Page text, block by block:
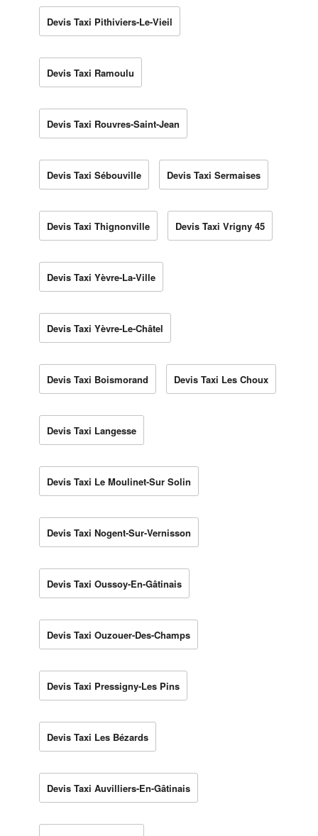
Devis Taxi Pithiviers-Le-Vieil
Devis Taxi Ramoulu
Devis Taxi Rouvres-Saint-Jean
Devis Taxi Sébouville Devis Taxi Sermaises
Devis Taxi Thignonville Devis Taxi Vrigny 45
Devis Taxi Yèvre-La-Ville
Devis Taxi Yèvre-Le-Châtel
Devis Taxi Boismorand Devis Taxi Les Choux
Devis Taxi Langesse
Devis Taxi Le Moulinet-Sur Solin
Devis Taxi Nogent-Sur-Vernisson
Devis Taxi Oussoy-En-Gâtinais
Devis Taxi Ouzouer-Des-Champs
Devis Taxi Pressigny-Les Pins
Devis Taxi Les Bézards
Devis Taxi Auvilliers-En-Gâtinais